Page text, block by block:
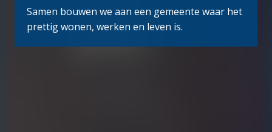
Samen bouwen we aan een gemeente waar het
prettig wonen, werken en leven is.